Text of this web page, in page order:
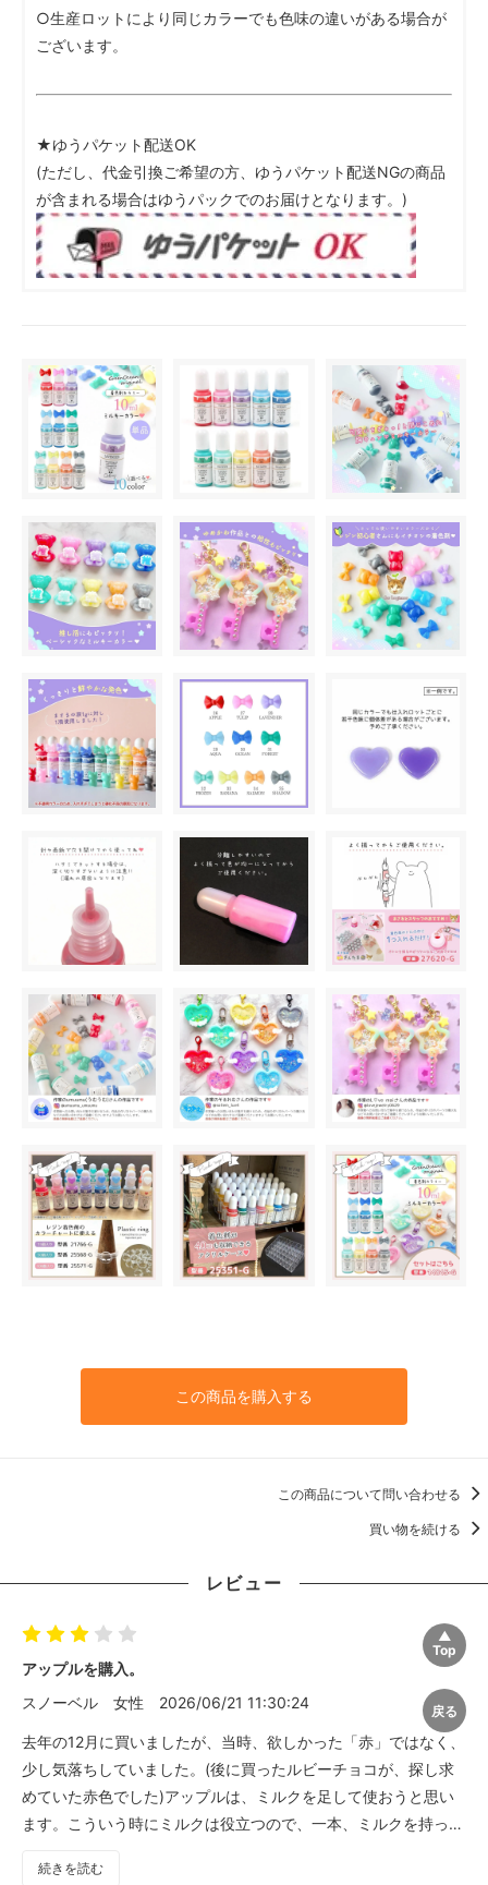
○生産ロットにより同じカラーでも色味の違いがある場合が
ございます。
★ゆうパケット配送OK
(ただし、代金引換ご希望の方、ゆうパケット配送NGの商品
が含まれる場合はゆうパックでのお届けとなります。)
この商品を購入する
この商品について問い合わせる
買い物を続ける
レビュー
アップルを購入。
スノーベル
女性 2026/06/21 11:30:24
去年の12月に買いましたが、当時、欲しかった「赤」ではなく、
少し気落ちしていました。(後に買ったルビーチョコが、探し求
めていた赤色でした)アップルは、ミルクを足して使おうと思い
ます。こういう時にミルクは役立つので、一本、ミルクを持って
続きを読む